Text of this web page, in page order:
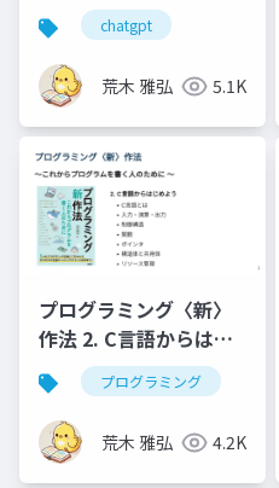
と基本的な使い⽅
chatgpt
荒木 雅弘 5.1K
プログラミング〈新〉
作法 2. C言語からはじ
めよう プログラミング
荒木 雅弘 4.2K